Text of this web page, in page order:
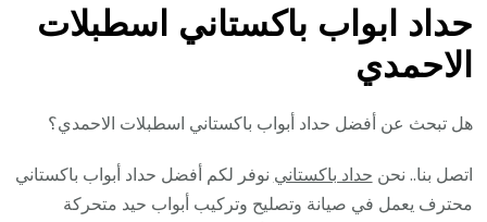
حداد ابواب باكستاني اسطبلات
الاحمدي
هل تبحث عن أفضل حداد أبواب باكستاني اسطبلات الاحمدي؟
اتصل بنا.. نحن حداد باكستاني نوفر لكم أفضل حداد أبواب باكستاني
محترف يعمل في صيانة وتصليح وتركيب أبواب حيد متحركة